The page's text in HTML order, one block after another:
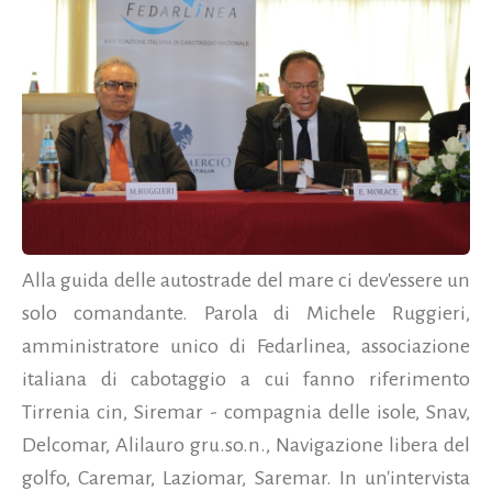
Alla guida delle autostrade del mare ci dev'essere un
solo comandante. Parola di Michele Ruggieri,
amministratore unico di Fedarlinea, associazione
italiana di cabotaggio a cui fanno riferimento
Tirrenia cin, Siremar - compagnia delle isole, Snav,
Delcomar, Alilauro gru.so.n., Navigazione libera del
golfo, Caremar, Laziomar, Saremar. In un'intervista